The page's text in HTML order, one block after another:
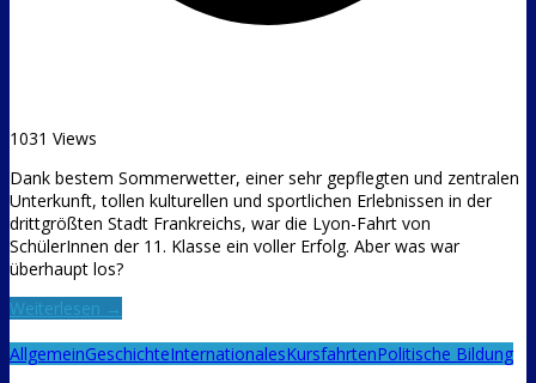
1031 Views
Dank bestem Sommerwetter, einer sehr gepflegten und zentralen
Unterkunft, tollen kulturellen und sportlichen Erlebnissen in der
drittgrößten Stadt Frankreichs, war die Lyon-Fahrt von
SchülerInnen der 11. Klasse ein voller Erfolg. Aber was war
überhaupt los?
Weiterlesen →
AllgemeinGeschichteInternationalesKursfahrtenPolitische Bildung